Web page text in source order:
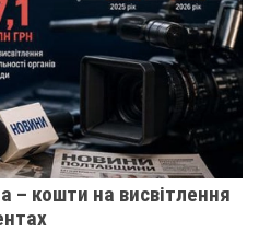
– кошти на висвітлення